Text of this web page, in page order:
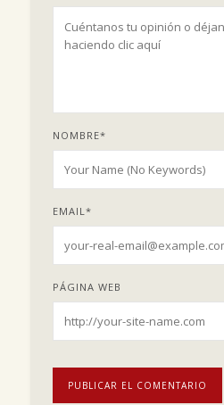
NOMBRE*
EMAIL*
PÁGINA WEB